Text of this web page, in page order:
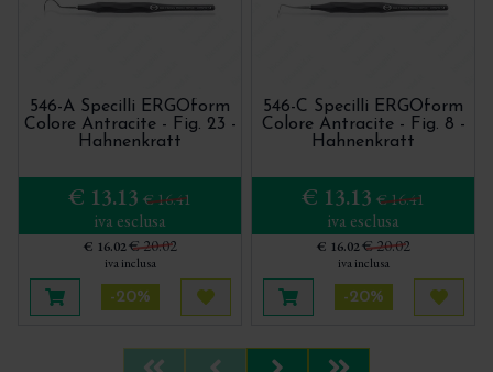
546-A Specilli ERGOform
Colore Antracite - Fig. 23 -
Hahnenkratt
€ 13.13 € 16.41
iva esclusa
€ 16.02€ 20.02
iva inclusa
Aggiungi al carrello
-20%
Acquista più tardi
546-C Specilli ERGOform
Colore Antracite - Fig. 8 -
Hahnenkratt
€ 13.13 € 16.41
iva esclusa
€ 16.02€ 20.02
iva inclusa
Aggiungi al carrello
-20%